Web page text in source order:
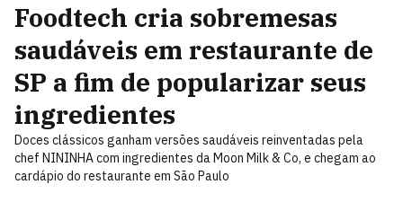
Foodtech cria sobremesas
saudáveis em restaurante de
SP a fim de popularizar seus
ingredientes
Doces clássicos ganham versões saudáveis reinventadas pela
chef NININHA com ingredientes da Moon Milk & Co, e chegam ao
cardápio do restaurante em São Paulo